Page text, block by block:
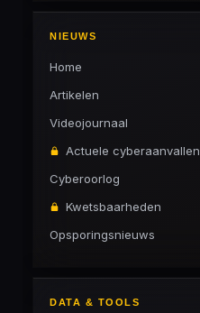
NIEUWS
Home
Artikelen
Videojournaal
Actuele cyberaanvallen
Cyberoorlog
Kwetsbaarheden
Opsporingsnieuws
DATA & TOOLS